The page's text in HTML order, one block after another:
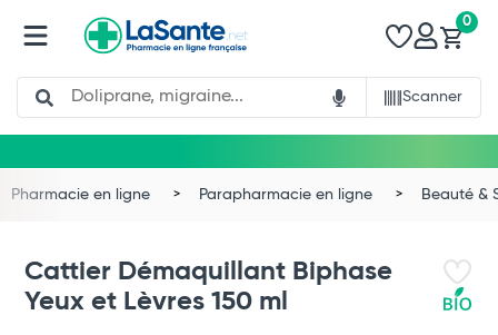
Search
Scanner
0
Pharmacie en ligne Parapharmacie en ligne Beauté &
Cattier Démaquillant Biphase
Yeux et Lèvres 150 ml